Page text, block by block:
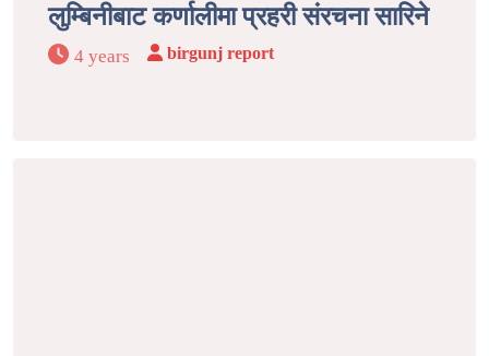
लुम्बिनीबाट कर्णालीमा प्रहरी संरचना सारिने
4 years birgunj report